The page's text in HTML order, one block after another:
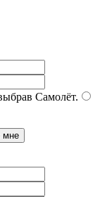
Самолёт.